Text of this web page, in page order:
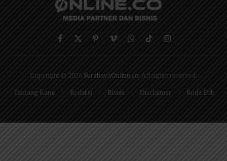
Facebook
X
PinterestVimeoWhatsApp
TikTokInstagram
Copyright © 2026 SurabayaOnline.co. All rights reserved.
Tentang Kami
Redaksi Bisnis Disclaimer Kode Etik